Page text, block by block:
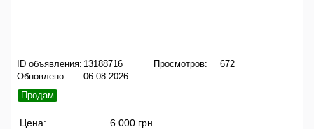
ID объявления: 13188716
Обновлено:
06.08.2026
Просмотров: 672
Продам
Цена:
6 000 грн.